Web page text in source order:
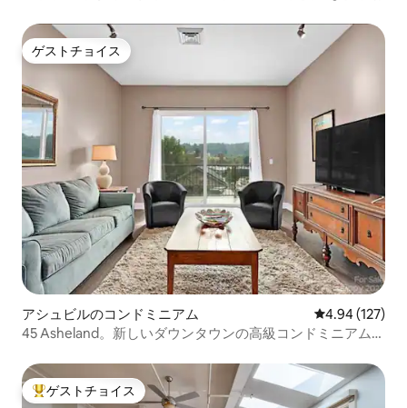
ゲストチョイス
ゲストチョイス
アシュビルのコンドミニアム レビュー127
4.94 (127)
45 Asheland。新しいダウンタウンの高級コンドミニアム。
大好評のゲストチョイスです。
ゲストチョイス